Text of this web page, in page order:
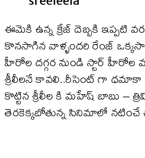
ఈమెకి ఉన్న క్రేజ్ దెబ్బకి ఇప్పటి
కొనసాగిన వాళ్ళందరి రేంజ్
హీరోల దగ్గర నుండి స్టార్ హీరోల
శ్రీలీలనే కావలి..రీసెంట్ గా
కొట్టిన శ్రీలీల కి మహేష్ బాబు –
తెరకెక్కబోతున్న సినిమాలో నటించే